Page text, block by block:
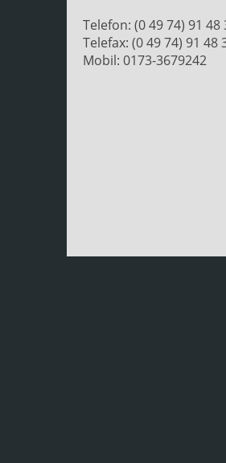
Telefon: (0 49 74) 91 48
Telefax: (0 49 74) 91 48
Mobil: 0173-3679242